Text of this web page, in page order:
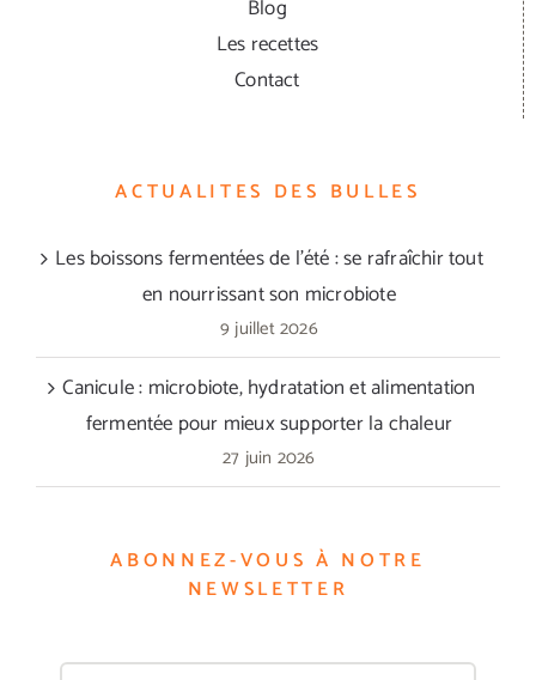
Blog
Les recettes
Contact
ACTUALITES DES BULLES
Les boissons fermentées de l’été : se rafraîchir tout
en nourrissant son microbiote
9 juillet 2026
Canicule : microbiote, hydratation et alimentation
fermentée pour mieux supporter la chaleur
27 juin 2026
ABONNEZ-VOUS À NOTRE
NEWSLETTER